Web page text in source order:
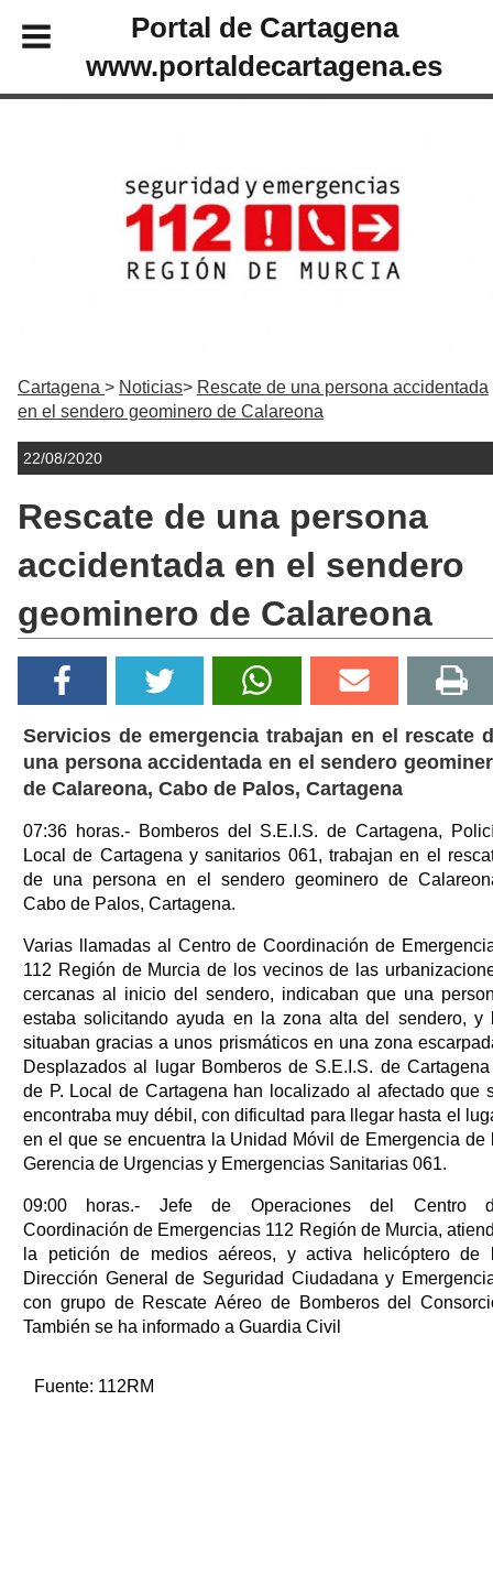
Portal de Cartagena
www.portaldecartagena.es
Cartagena Noticias
Rescate de una persona accidentada
en el sendero geominero de Calareona
22/08/2020
Rescate de una persona
accidentada en el sendero
geominero de Calareona
Servicios de emergencia trabajan en el rescate
una persona accidentada en el sendero
de Calareona, Cabo de Palos, Cartagena
07:36 horas.- Bomberos del S.E.I.S. de Cartagena,
Local de Cartagena y sanitarios 061, trabajan en el
de una persona en el sendero geominero de
Cabo de Palos, Cartagena.
Varias llamadas al Centro de Coordinación de
112 Región de Murcia de los vecinos de las
cercanas al inicio del sendero, indicaban que una
estaba solicitando ayuda en la zona alta del sendero, y
situaban gracias a unos prismáticos en una zona
Desplazados al lugar Bomberos de S.E.I.S. de
de P. Local de Cartagena han localizado al afectado que
encontraba muy débil, con dificultad para llegar hasta el
en el que se encuentra la Unidad Móvil de Emergencia de
Gerencia de Urgencias y Emergencias Sanitarias 061.
09:00 horas.- Jefe de Operaciones del Centro
Coordinación de Emergencias 112 Región de Murcia,
la petición de medios aéreos, y activa helicóptero de
Dirección General de Seguridad Ciudadana y
con grupo de Rescate Aéreo de Bomberos del
También se ha informado a Guardia Civil
Fuente: 112RM